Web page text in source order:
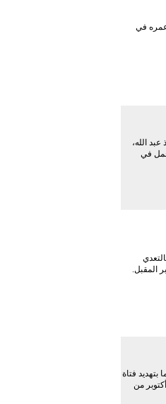
عمره في
الله،
الجمل في
منزله واستعراض القوة والنفوذ، لجلسة ٩ أكتوبر المقبل.
بالسجن 3 سنوات، لاتهامهما بتهديد فتاة
من